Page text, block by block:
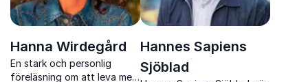
Hanna Wirdegård
En stark och personlig
föreläsning om att leva med
Hannes Sapiens
Sjöblad